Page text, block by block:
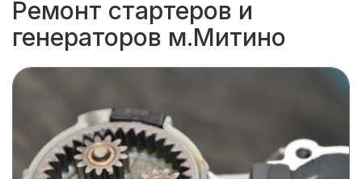
Ремонт стартеров и
генераторов м.Митино